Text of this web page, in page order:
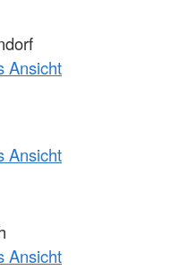
Ansicht
Ansicht
Ansicht